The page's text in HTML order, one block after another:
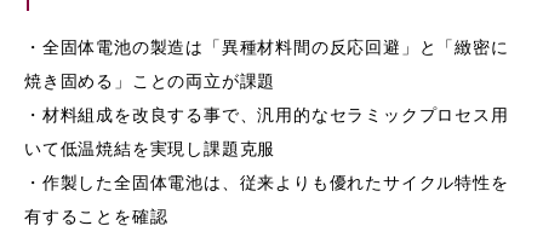
・全固体電池の製造は「異種材料間の反応回避」と「緻密に
焼き固める」ことの両⽴が課題
・材料組成を改良する事で、汎⽤的なセラミックプロセス⽤
いて低温焼結を実現し課題克服
・作製した全固体電池は、従来よりも優れたサイクル特性を
有することを確認